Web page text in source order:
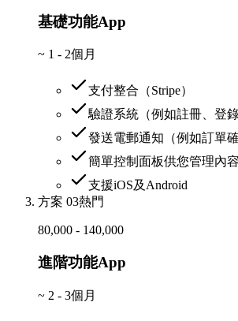
基礎功能App
~ 1 - 2個月
支付整合（Stripe）
驗證系統（例如註冊、登錄
發送電郵通知（例如訂單確
簡單控制面板供您管理內容
支援iOS及Android
方案 03熱門
80,000 - 140,000
進階功能App
~ 2 - 3個月